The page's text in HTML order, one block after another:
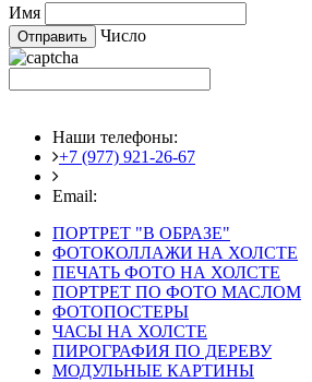
Имя
Число
Наши телефоны:
+7 (977) 921-26-67
Email:
ПОРТРЕТ "В ОБРАЗЕ"
ФОТОКОЛЛАЖИ НА ХОЛСТЕ
ПЕЧАТЬ ФОТО НА ХОЛСТЕ
ПОРТРЕТ ПО ФОТО МАСЛОМ
ФОТОПОСТЕРЫ
ЧАСЫ НА ХОЛСТЕ
ПИРОГРАФИЯ ПО ДЕРЕВУ
МОДУЛЬНЫЕ КАРТИНЫ